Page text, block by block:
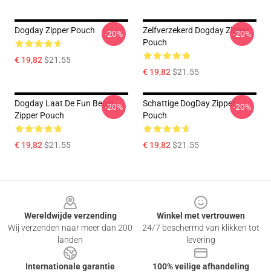
Dogday Zipper Pouch
€ 19,82$21.55
-20%
Zelfverzekerd Dogday Zipper
Pouch
€ 19,82$21.55
-20%
Dogday Laat De Fun Begin
Zipper Pouch
€ 19,82$21.55
-20%
Schattige DogDay Zipper
Pouch
€ 19,82$21.55
-20%
Wereldwijde verzending
Wij verzenden naar meer dan 200
landen
Winkel met vertrouwen
24/7 beschermd van klikken tot
levering
Internationale garantie
100% veilige afhandeling